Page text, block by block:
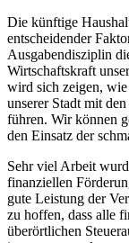
Die künftige
entscheidender
Ausgabendisziplin
Wirtschaftskraft
wird sich zeigen,
unserer Stadt mit
führen. Wir können
den Einsatz der
Sehr viel Arbeit
finanziellen
gute Leistung der
zu hoffen, dass alle
überörtlichen